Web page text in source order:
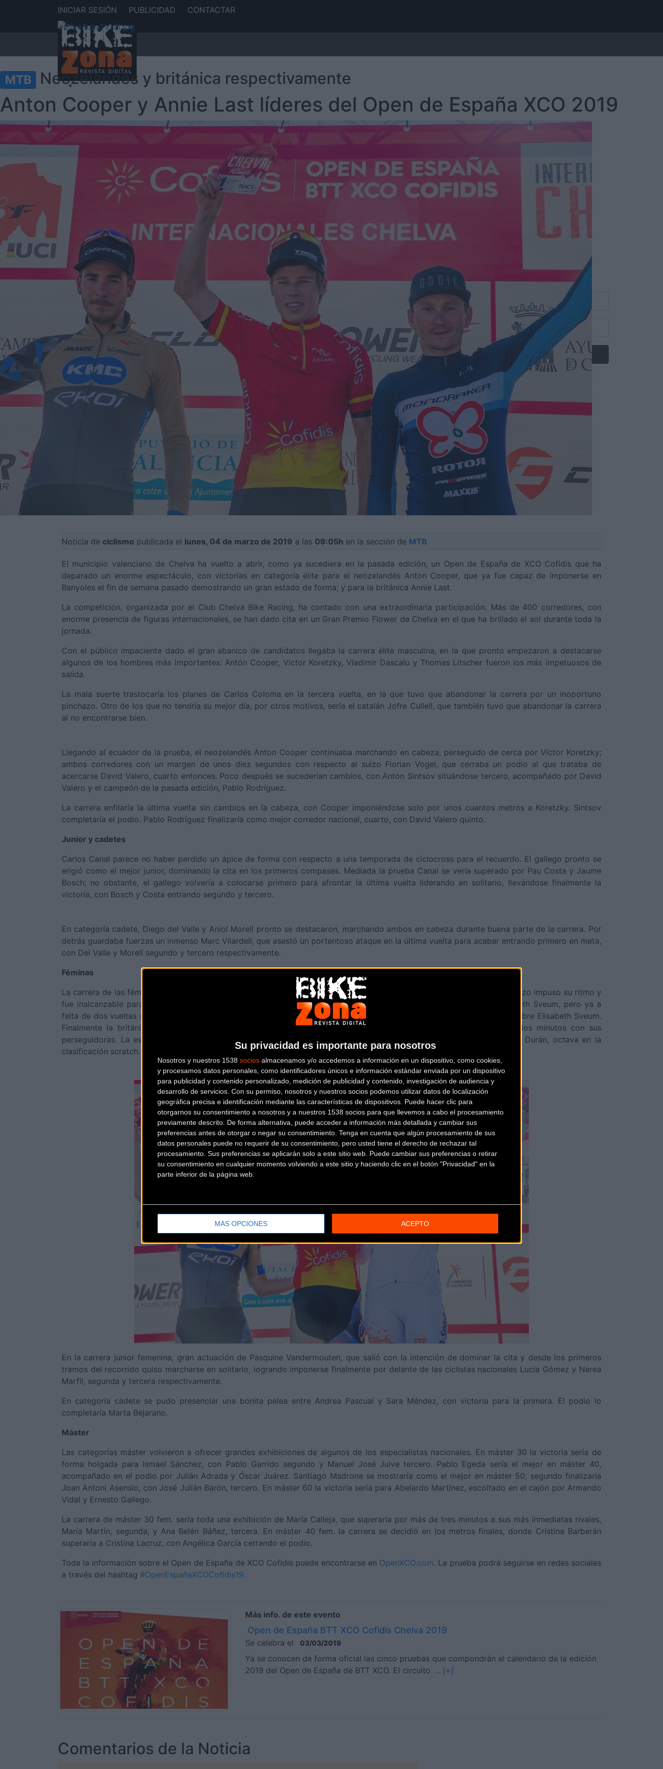
Su privacidad es importante para nosotros
Nosotros y nuestros 1538 socios almacenamos y/o accedemos a información en un dispositivo, como cookies,
y procesamos datos personales, como identificadores únicos e información estándar enviada por un dispositivo
para publicidad y contenido personalizado, medición de publicidad y contenido, investigación de audiencia y
desarrollo de servicios. Con su permiso, nosotros y nuestros socios podemos utilizar datos de localización
geográfica precisa e identificación mediante las características de dispositivos. Puede hacer clic para
otorgarnos su consentimiento a nosotros y a nuestros 1538 socios para que llevemos a cabo el procesamiento
previamente descrito. De forma alternativa, puede acceder a información más detallada y cambiar sus
preferencias antes de otorgar o negar su consentimiento. Tenga en cuenta que algún procesamiento de sus
datos personales puede no requerir de su consentimiento, pero usted tiene el derecho de rechazar tal
procesamiento. Sus preferencias se aplicarán solo a este sitio web. Puede cambiar sus preferencias o retirar
su consentimiento en cualquier momento volviendo a este sitio y haciendo clic en el botón "Privacidad" en la
parte inferior de la página web.
MÁS OPCIONES ACEPTO
INICIAR SESIÓN PUBLICIDAD CONTACTAR
MTB Neozelandés y británica respectivamente
Anton Cooper y Annie Last líderes del Open de España XCO 2019
Noticia de ciclismo publicada el lunes, 04 de marzo de 2019 a las 09:05h en la sección de MTB
El municipio valenciano de Chelva ha vuelto a abrir, como ya sucediera en la pasada edición, un Open de España de XCO Cofidis que ha
deparado un enorme espectáculo, con victorias en categoría élite para el neozelandés Anton Cooper, que ya fue capaz de imponerse en
Banyoles el fin de semana pasado demostrando un gran estado de forma; y para la británica Annie Last.
La competición, organizada por el Club Chelva Bike Racing, ha contado con una extraordinaria participación. Más de 400 corredores, con
enorme presencia de figuras internacionales, se han dado cita en un Gran Premio Flower de Chelva en el que ha brillado el sol durante toda la
jornada.
Con el público impaciente dado el gran abanico de candidatos llegaba la carrera élite masculina, en la que pronto empezaron a destacarse
algunos de los hombres más importantes: Antón Cooper, Víctor Koretzky, Vladimir Dascalu y Thomas Litscher fueron los más impetuosos de
salida.
La mala suerte trastocaría los planes de Carlos Coloma en la tercera vuelta, en la que tuvo que abandonar la carrera por un inoportuno
pinchazo. Otro de los que no tendría su mejor día, por otros motivos, sería el catalán Jofre Cullell, que también tuvo que abandonar la carrera
al no encontrarse bien.
Llegando al ecuador de la prueba, el neozelandés Anton Cooper continuaba marchando en cabeza, perseguido de cerca por Víctor Koretzky;
ambos corredores con un margen de unos diez segundos con respecto al suizo Florian Vogel, que cerraba un podio al que trataba de
acercarse David Valero, cuarto entonces. Poco después se sucederían cambios, con Anton Sintsov situándose tercero, acompañado por David
Valero y el campeón de la pasada edición, Pablo Rodríguez.
La carrera enfilaría la última vuelta sin cambios en la cabeza, con Cooper imponiéndose solo por unos cuantos metros a Koretzky. Sintsov
completaría el podio. Pablo Rodríguez finalizaría como mejor corredor nacional, cuarto, con David Valero quinto.
Junior y cadetes
Carlos Canal parece no haber perdido un ápice de forma con respecto a una temporada de ciclocross para el recuerdo. El gallego pronto se
erigió como el mejor junior, dominando la cita en los primeros compases. Mediada la prueba Canal se vería superado por Pau Costa y Jaume
Bosch; no obstante, el gallego volvería a colocarse primero para afrontar la última vuelta liderando en solitario, llevándose finalmente la
victoria, con Bosch y Costa entrando segundo y tercero.
En categoría cadete, Diego del Valle y Aniol Morell pronto se destacaron, marchando ambos en cabeza durante buena parte de la carrera. Por
detrás guardaba fuerzas un inmenso Marc Vilardell, que asestó un portentoso ataque en la última vuelta para acabar entrando primero en meta,
con Del Valle y Morell segundo y tercero respectivamente.
Féminas
La carrera de las féminas élite tuvo una protagonista por encima de todas, la británica Annie Last, que ya desde el comienzo impuso su ritmo y
fue inalcanzable para sus competidoras. Apenas pudieron aguantarle en los primeros compases Malene Deng y Elisabeth Sveum, pero ya a
falta de dos vueltas se destacó la británica, rodando unos metros por delante de Deng y con 30 segundos de ventaja sobre Elisabeth Sveum.
Finalmente la británica lo daría todo en esos dos últimos giros para aumentar su ventaja hasta alrededor de los dos minutos con sus
perseguidoras. La española mejor clasificada sería Natalia Fischer, séptima; mientras que la mejor Sub23 sería Magda Durán, octava en la
clasificación scratch.
En la carrera junior femenina, gran actuación de Pasquine Vandermouten, que salió con la intención de dominar la cita y desde los primeros
tramos del recorrido quiso marcharse en solitario, logrando imponerse finalmente por delante de las ciclistas nacionales Lucía Gómez y Nerea
Marfil, segunda y tercera respectivamente.
En categoría cadete se pudo presenciar una bonita pelea entre Andrea Pascual y Sara Méndez, con victoria para la primera. El podio lo
completaría Marta Bejarano.
Máster
Las categorías máster volvieron a ofrecer grandes exhibiciones de algunos de los especialistas nacionales. En máster 30 la victoria sería de
forma holgada para Ismael Sánchez, con Pablo Garrido segundo y Manuel José Julve tercero. Pablo Egeda sería el mejor en máster 40,
acompañado en el podio por Julián Adrada y Óscar Juárez. Santiago Madrona se mostraría como el mejor en máster 50; segundo finalizaría
Joan Antoni Asensio, con José Julián Barón, tercero. En máster 60 la victoria sería para Abelardo Martínez, escoltado en el cajón por Armando
Vidal y Ernesto Gallego.
La carrera de máster 30 fem. sería toda una exhibición de María Calleja, que superaría por más de tres minutos a sus más inmediatas rivales,
María Martín, segunda, y Ana Belén Báñez, tercera. En máster 40 fem. la carrera se decidió en los metros finales, donde Cristina Barberán
superaría a Cristina Lacruz, con Angélica García cerrando el podio.
Toda la información sobre el Open de España de XCO Cofidis puede encontrarse en OpenXCO.com. La prueba podrá seguirse en redes sociales
a través del hashtag #OpenEspañaXCOCofidis19.
Más info. de este evento
Open de España BTT XCO Cofidis Chelva 2019
Se celebra el 03/03/2019
Ya se conocen de forma oficial las cinco pruebas que compondrán el calendario de la edición
2019 del Open de España de BTT XCO. El circuito ... [+]
Comentarios de la Noticia